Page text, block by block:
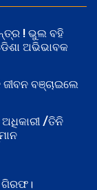
! ଭୁଲ ବହି
ଅଭିଭାବକ
ବଞ୍ଚାଇଲେ
/ତିନି
ଗିରଫ।